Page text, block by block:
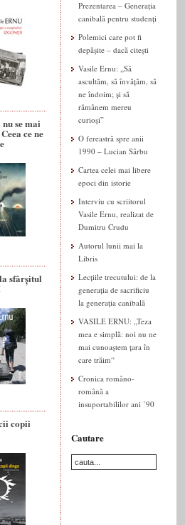
se mai
ce ne
sfârșitul
copii
Prezentarea – Generația
canibală pentru studenți
Polemici care pot fi
depășite – dacă citești
Vasile Ernu: „Să
ascultăm, să învățăm, să
ne îndoim; și să
rămânem mereu
curioși”
O fereastră spre anii
1990 – Lucian Sârbu
Cartea celei mai libere
epoci din istorie
Interviu cu scriitorul
Vasile Ernu, realizat de
Dumitru Crudu
Autorul lunii mai la
Libris
Lecțiile trecutului: de la
generația de sacrificiu
la generația canibală
VASILE ERNU: „Teza
mea e simplă: noi nu ne
mai cunoaștem țara în
care trăim“
Cronica româno-
română a
insuportabililor ani ’90
Cautare